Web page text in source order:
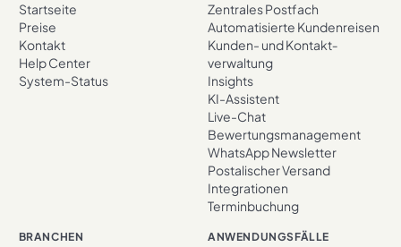
Startseite
Preise
Kontakt
Help Center
System-Status
Zentrales Postfach
Automatisierte Kundenreisen
Kunden- und Kontakt­
verwaltung
Insights
KI-Assistent
Live-Chat
Bewertungs­management
WhatsApp Newsletter
Postalischer Versand
Integrationen
Terminbuchung
BRANCHEN ANWENDUNGSFÄLLE